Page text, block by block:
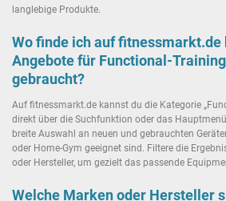
langlebige Produkte.
Wo finde ich auf
Angebote für Functional-
gebraucht?
Auf fitnessmarkt.de kannst du die Kategorie
direkt über die Suchfunktion oder das
breite Auswahl an neuen und gebrauchten
oder Home-Gym geeignet sind. Filtere die
oder Hersteller, um gezielt das passende
Welche Marken oder Hersteller